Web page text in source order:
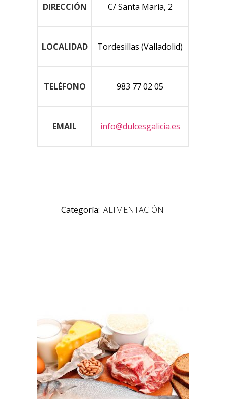
DIRECCIÓN C/ Santa María, 2
LOCALIDAD Tordesillas (Valladolid)
TELÉFONO 983 77 02 05
EMAIL info@dulcesgalicia.es
Categoría: ALIMENTACIÓN